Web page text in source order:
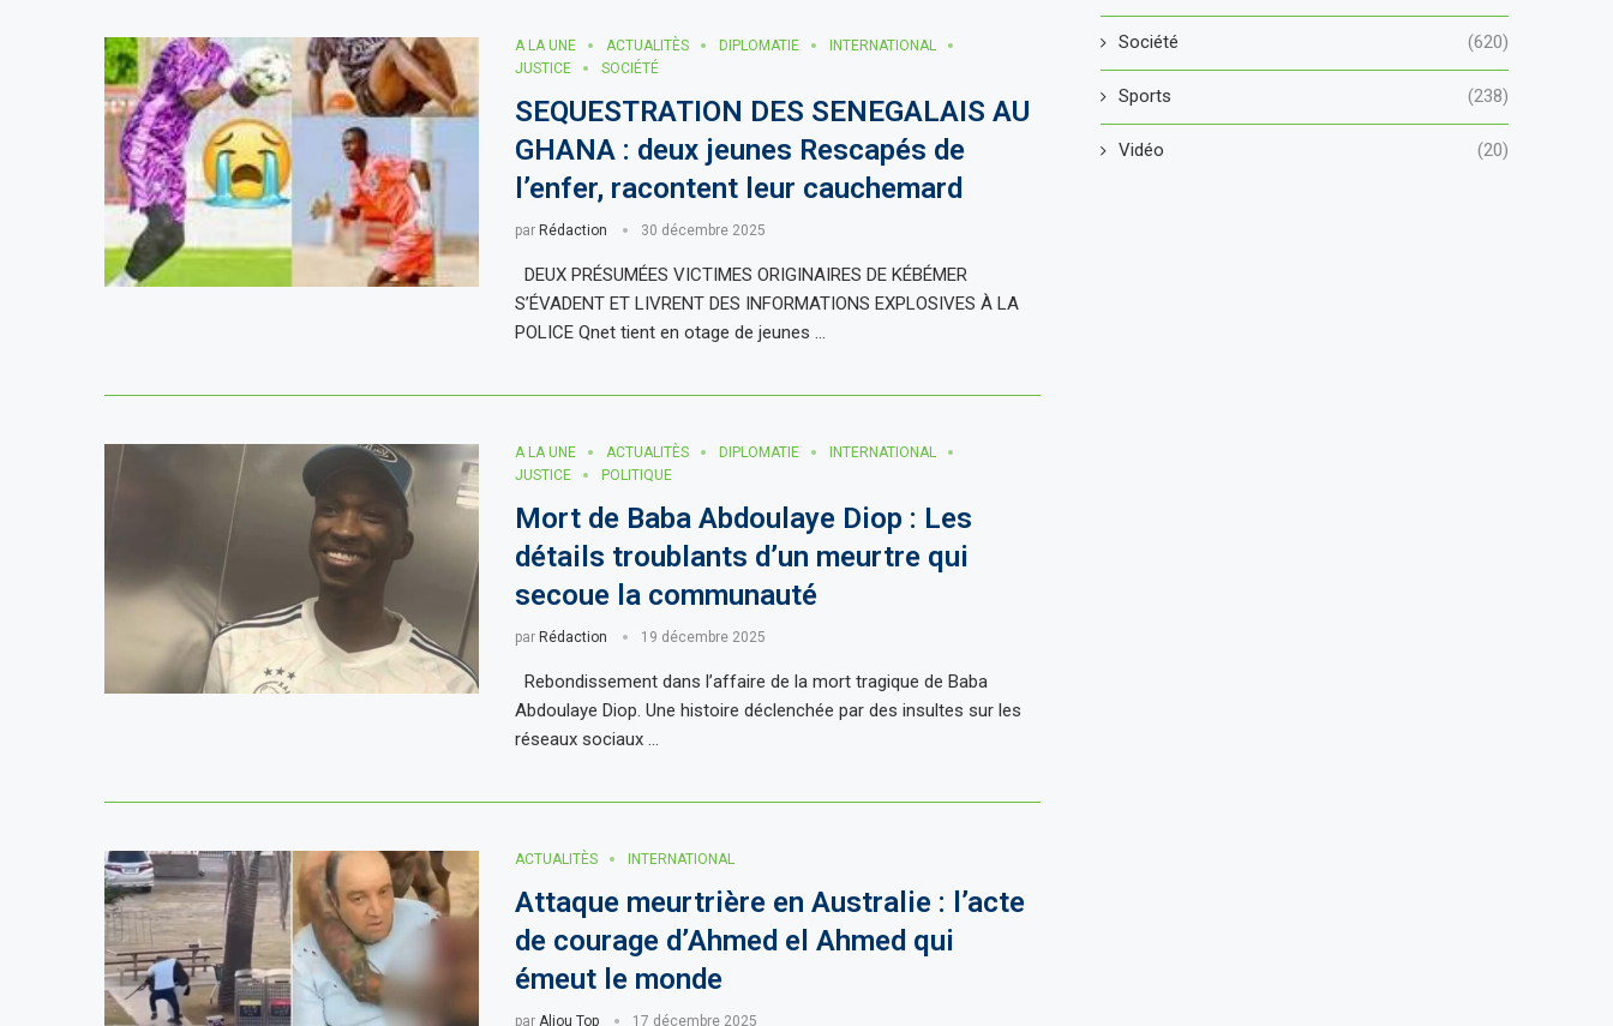
A LA UNE ACTUALITÈS DIPLOMATIE
INTERNATIONAL
JUSTICE
SOCIÉTÉ
SEQUESTRATION DES SENEGALAIS AU
GHANA : deux jeunes Rescapés de
l’enfer, racontent leur cauchemard
par Rédaction 30 décembre 2025
DEUX PRÉSUMÉES VICTIMES ORIGINAIRES DE KÉBÉMER
S’ÉVADENT ET LIVRENT DES INFORMATIONS EXPLOSIVES À LA
POLICE Qnet tient en otage de jeunes …
A LA UNE ACTUALITÈS DIPLOMATIE
INTERNATIONAL
JUSTICE
POLITIQUE
Mort de Baba Abdoulaye Diop : Les
détails troublants d’un meurtre qui
secoue la communauté
par Rédaction 19 décembre 2025
Rebondissement dans l’affaire de la mort tragique de Baba
Abdoulaye Diop. Une histoire déclenchée par des insultes sur les
réseaux sociaux …
ACTUALITÈS INTERNATIONAL
Attaque meurtrière en Australie : l’acte
de courage d’Ahmed el Ahmed qui
émeut le monde
par Aliou Top 17 décembre 2025
Société (620)
Sports (238)
Vidéo (20)